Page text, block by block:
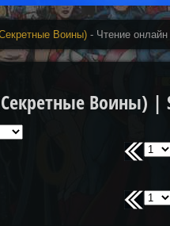
Воины) - Чтение онлайн
Воины) |